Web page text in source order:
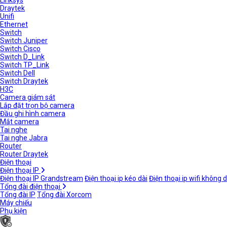
Draytek
Unifi
Ethernet
Switch
Switch Juniper
Switch Cisco
Switch D_Link
Switch TP_Link
Switch Dell
Switch Draytek
H3C
Camera giám sát
Lắp đặt trọn bộ camera
Đầu ghi hình camera
Mắt camera
Tai nghe
Tai nghe Jabra
Router
Router Draytek
Điện thoại
Điện thoại IP
Điện thoại IP Grandstream Điện thoại ip kéo dài Điện thoại ip wifi không
Tổng đài điện thoại
Tổng đài IP Tổng đài Xorcom
Máy chiếu
Phụ kiện